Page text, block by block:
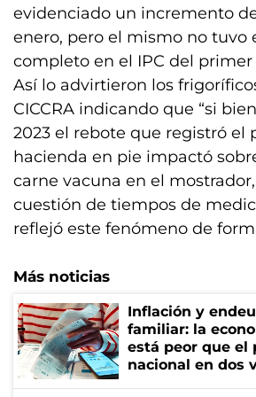
evidenciado un incremento
enero, pero el mismo no tuvo
completo en el IPC del primer
Así lo advirtieron los
CICCRA indicando que “si
2023 el rebote que registró el
hacienda en pie impactó
carne vacuna en el
cuestión de tiempos de
reflejó este fenómeno de
Más noticias
Inflación y
familiar: la
está peor que el
nacional en dos